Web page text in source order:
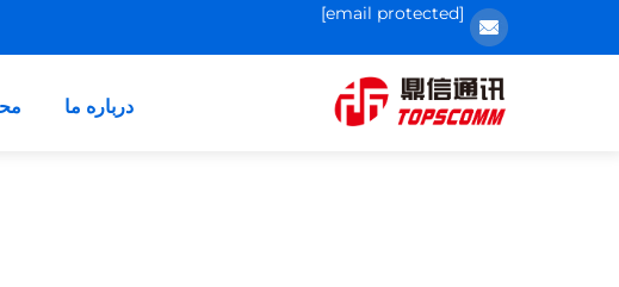
[email protected]
درباره ما